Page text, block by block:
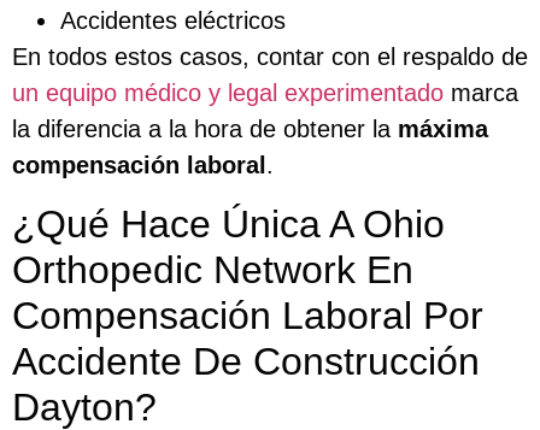
Accidentes eléctricos
En todos estos casos, contar con el respaldo de
un equipo médico y legal experimentado marca
la diferencia a la hora de obtener la máxima
compensación laboral .
¿Qué Hace Única A Ohio
Orthopedic Network En
Compensación Laboral Por
Accidente De Construcción
Dayton?